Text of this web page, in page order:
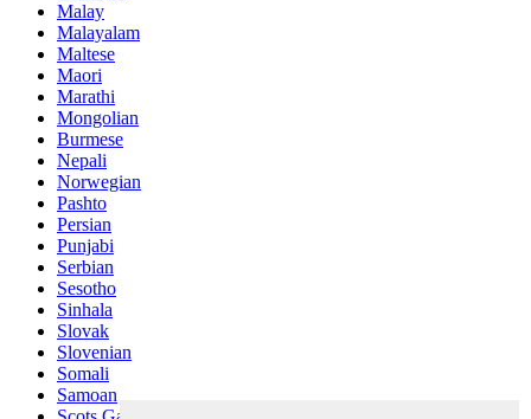
Malay
Malayalam
Maltese
Maori
Marathi
Mongolian
Burmese
Nepali
Norwegian
Pashto
Persian
Punjabi
Serbian
Sesotho
Sinhala
Slovak
Slovenian
Somali
Samoan